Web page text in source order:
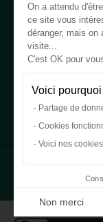
On a attendu
ce site vous
déranger, mais on
visite...
C'est OK pour
Voici
Partage de
Cookies
Voici nos
Non merci
DEUST
Formez un
Candidater
Nous